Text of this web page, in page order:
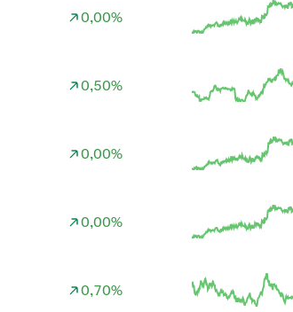
0,00%
0,50%
0,00%
0,00%
0,70%